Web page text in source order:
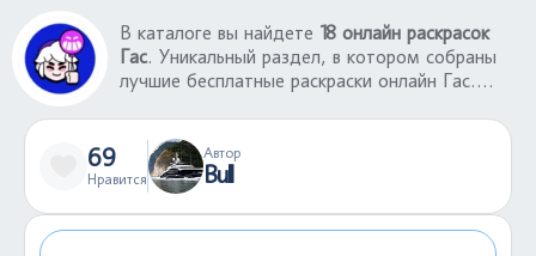
В каталоге вы найдете 18 онлайн раскрасок
Гас. Уникальный раздел, в котором собраны
лучшие бесплатные раскраски онлайн Гас.
понравившуюся картинку из раздела раскраски
онлайн Гас. Готовую раскрашенную картинку
можно сохранить себе на компьютер или
69
Нравится
Автор
Bull